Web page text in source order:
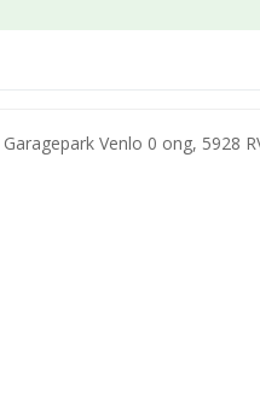
Neem contact met
Garagepark Venlo 0 ong, 5928